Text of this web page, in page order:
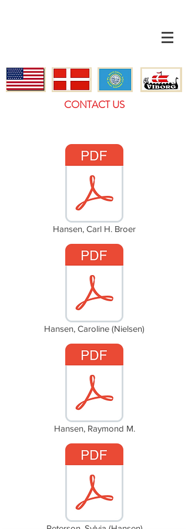
CONTACT US
Hansen, Carl H. Broer
Hansen, Caroline (Nielsen)
Hansen, Raymond M.